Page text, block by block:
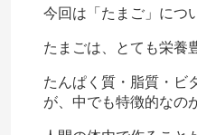
今回は「たまご」につ
たまごは、とても栄養
たんぱく質・脂質・ビ
が、中でも特徴的なの